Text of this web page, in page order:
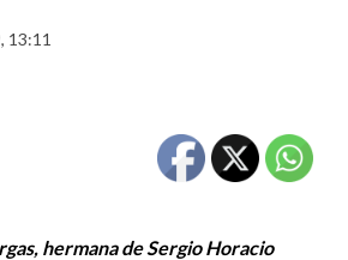
13:11
hermana de Sergio Horacio